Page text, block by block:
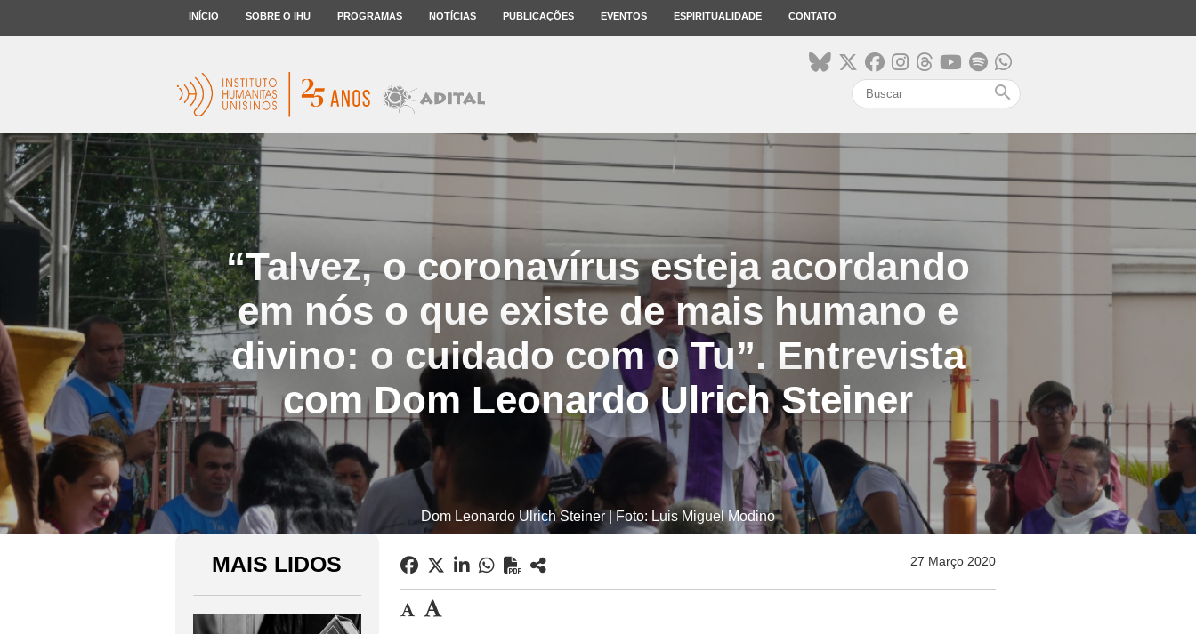
INÍCIO SOBRE O IHU PROGRAMAS NOTÍCIAS PUBLICAÇÕES EVENTOS ESPIRITUALIDADE CONTATO
search
“Talvez, o coronavírus esteja acordando
em nós o que existe de mais humano e
divino: o cuidado com o Tu”. Entrevista
com Dom Leonardo Ulrich Steiner
Dom Leonardo Ulrich Steiner | Foto: Luis Miguel Modino
MAIS LIDOS 27 Março 2020